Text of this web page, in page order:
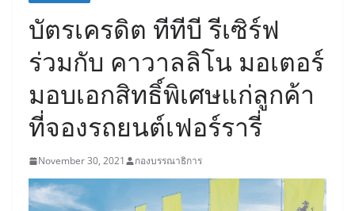
บัตรเครดิต ทีทีบี รีเซิร์ฟ
ร่วมกับ คาวาลลิโน มอเตอร์
มอบเอกสิทธิ์พิเศษแก่ลูกค้า
ที่จองรถยนต์เฟอร์รารี่
November 30, 2021 กองบรรณาธิการ